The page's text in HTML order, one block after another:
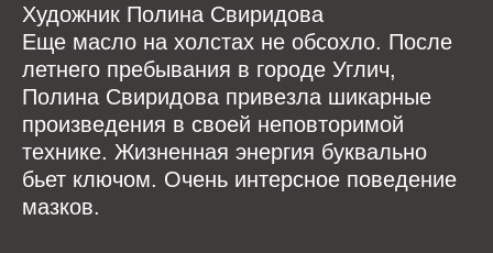
Художник Полина Свиридова
Еще масло на холстах не обсохло. После
летнего пребывания в городе Углич,
Полина Свиридова привезла шикарные
произведения в своей неповторимой
технике. Жизненная энергия буквально
бьет ключом. Очень интерсное поведение
мазков.